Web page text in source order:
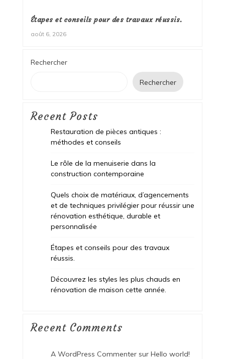
Étapes et conseils pour des travaux réussis.
août 6, 2026
Rechercher
Rechercher
Recent Posts
Restauration de pièces antiques :
méthodes et conseils
Le rôle de la menuiserie dans la
construction contemporaine
Quels choix de matériaux, d’agencements
et de techniques privilégier pour réussir une
rénovation esthétique, durable et
personnalisée
Étapes et conseils pour des travaux
réussis.
Découvrez les styles les plus chauds en
rénovation de maison cette année.
Recent Comments
A WordPress Commentersur Hello world!